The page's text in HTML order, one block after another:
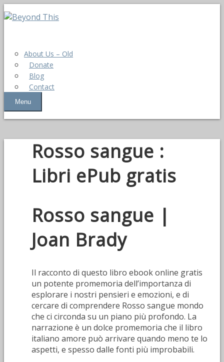
About Us – Old
Donate
Blog
Contact
Menu
Rosso sangue :
Libri ePub gratis
Rosso sangue |
Joan Brady
Il racconto di questo libro ebook online gratis
un potente promemoria dell’importanza di
esplorare i nostri pensieri e emozioni, e di
cercare di comprendere Rosso sangue mondo
che ci circonda su un piano più profondo. La
narrazione è un dolce promemoria che il libro
italiano amore può arrivare quando meno te lo
aspetti, e spesso dalle fonti più improbabili.